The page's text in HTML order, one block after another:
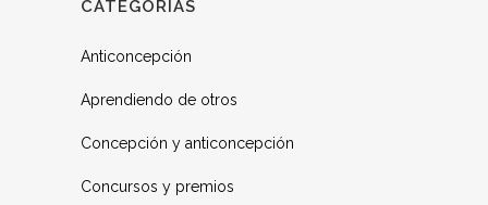
CATEGORÍAS
Anticoncepción
Aprendiendo de otros
Concepción y anticoncepción
Concursos y premios